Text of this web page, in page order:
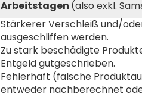
Arbeitstagen (also exkl.
Stärkerer Verschleiß und/
ausgeschliffen werden.
Zu stark beschädigte
Entgeld gutgeschrieben.
Fehlerhaft (falsche
entweder nachberechnet